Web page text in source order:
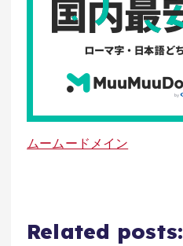
ムームードメイン
Related posts: